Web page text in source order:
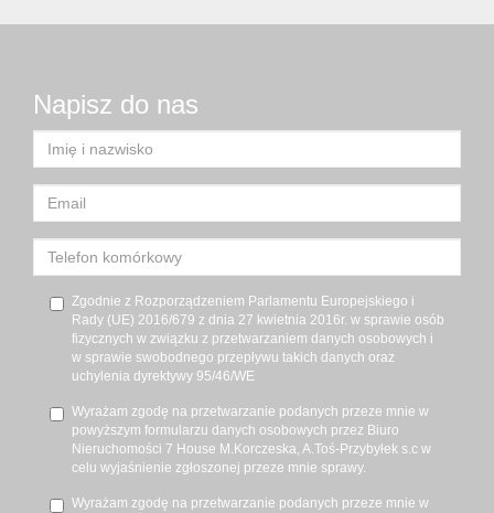
Napisz do nas
Zgodnie z Rozporządzeniem Parlamentu Europejskiego i
Rady (UE) 2016/679 z dnia 27 kwietnia 2016r. w sprawie osób
fizycznych w związku z przetwarzaniem danych osobowych i
w sprawie swobodnego przepływu takich danych oraz
uchylenia dyrektywy 95/46/WE
Wyrażam zgodę na przetwarzanie podanych przeze mnie w
powyższym formularzu danych osobowych przez Biuro
Nieruchomości 7 House M.Korczeska, A.Toś-Przybyłek s.c w
celu wyjaśnienie zgłoszonej przeze mnie sprawy.
Wyrażam zgodę na przetwarzanie podanych przeze mnie w